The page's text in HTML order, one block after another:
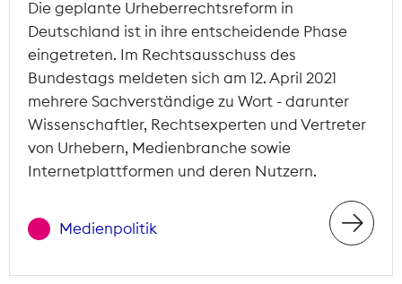
Die geplante Urheberrechtsreform in
Deutschland ist in ihre entscheidende Phase
eingetreten. Im Rechtsausschuss des
Bundestags meldeten sich am 12. April 2021
mehrere Sachverständige zu Wort - darunter
Wissenschaftler, Rechtsexperten und Vertreter
von Urhebern, Medienbranche sowie
Internetplattformen und deren Nutzern.
Medienpolitik